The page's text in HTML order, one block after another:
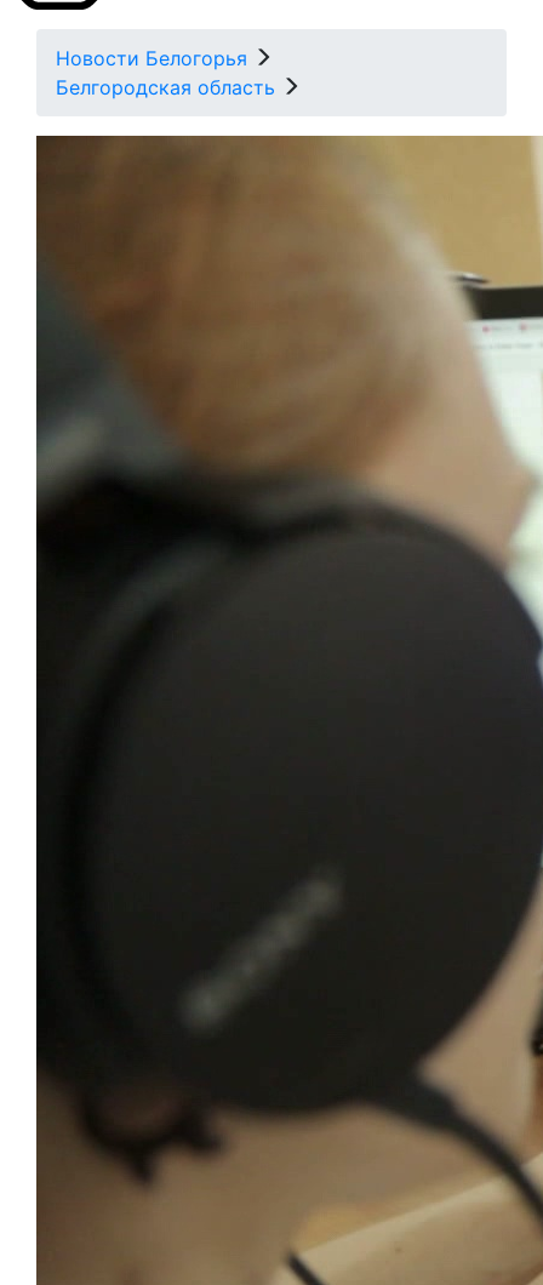
Новости Белогорья
Белгородская область